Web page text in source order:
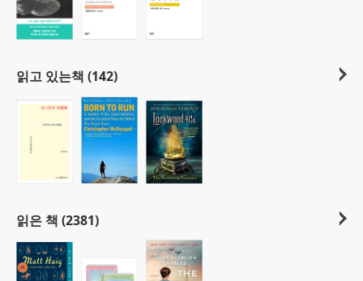
읽고 있는책 (142)
읽은 책 (2381)